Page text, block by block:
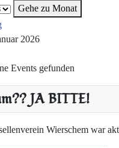
JA BITTE!
Wierschem war
Gehe zu Monat
2026
Events gefunden